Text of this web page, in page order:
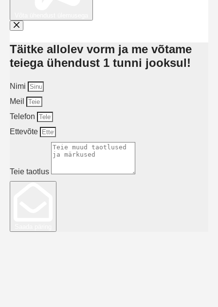
Täitke allolev vorm ja me võtame
teiega ühendust 1 tunni jooksul!
Nimi
Meil
Telefon
Ettevõte
Teie taotlus